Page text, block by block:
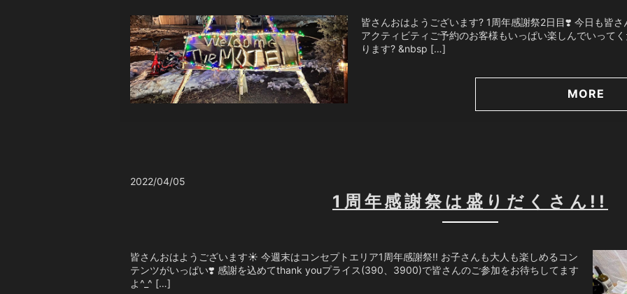
皆さんおはようございます? 1周年感謝祭2日目❣️ 今日も皆
アクティビティご予約のお客様もいっぱい楽しんでいって
ります? &nbsp […]
MORE
2022/04/05
1周年感謝祭は盛りだくさん!!
皆さんおはようございます☀ 今週末はコンセプトエリア1周年感謝祭‼️ お子さんも大人も楽しめるコン
テンツがいっぱい❣️ 感謝を込めてthank youプライス(390、3900)で皆さんのご参加をお待ちしてます
よ^_^ […]